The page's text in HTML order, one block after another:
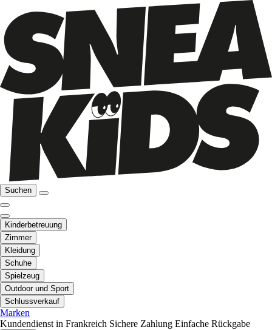
Suchen
Kinderbetreuung
Zimmer
Kleidung
Schuhe
Spielzeug
Outdoor und Sport
Schlussverkauf
Marken
Kundendienst in Frankreich Sichere Zahlung Einfache Rückgabe